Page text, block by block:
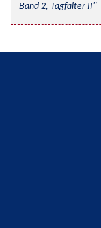
Band 2, Tagfalter II